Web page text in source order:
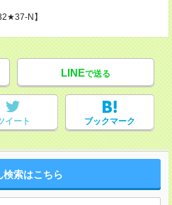
N】
LINEで送る
イート ブックマーク
検索はこちら